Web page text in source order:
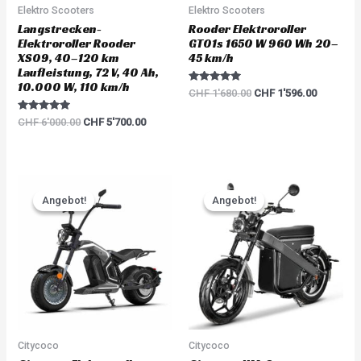
Elektro Scooters
Langstrecken-
Elektroroller Rooder
XS09, 40–120 km
Laufleistung, 72 V, 40 Ah,
10.000 W, 110 km/h
Rated
5.00
CHF6'000.00 CHF5'700.00
Elektro Scooters
Rooder Elektroroller
GT01s 1650 W 960 Wh 20–
45 km/h
Rated
5.00
CHF1'680.00 CHF1'596.00
Angebot!
Angebot!
Citycoco
price
was:
CHF 3'783.00.
Angebot!
Angebot!
Citycoco
price
was:
CHF 5'217.00.